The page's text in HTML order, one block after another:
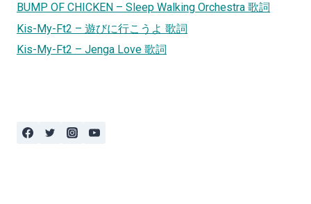
BUMP OF CHICKEN – Sleep Walking Orchestra 歌詞
Kis-My-Ft2 – 遊びに行こうよ 歌詞
Kis-My-Ft2 – Jenga Love 歌詞